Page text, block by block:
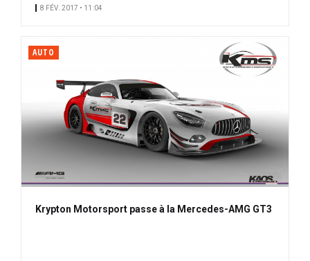
8 FÉV. 2017 • 11:04
AUTO
Krypton Motorsport passe à la Mercedes-AMG GT3